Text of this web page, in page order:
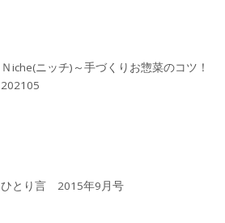
Ｎiche(ニッチ)～手づくりお惣菜のコツ！
202105
ひとり言 2015年9月号